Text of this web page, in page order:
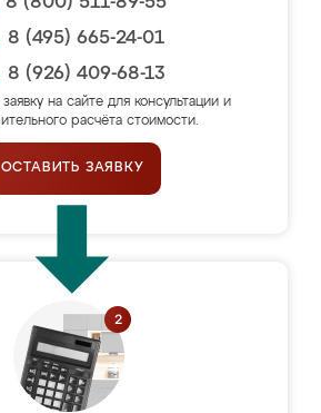
8 (495) 665-24-01
8 (926) 409-68-13
на сайте для консультации и
расчёта стоимости.
ОСТАВИТЬ ЗАЯВКУ